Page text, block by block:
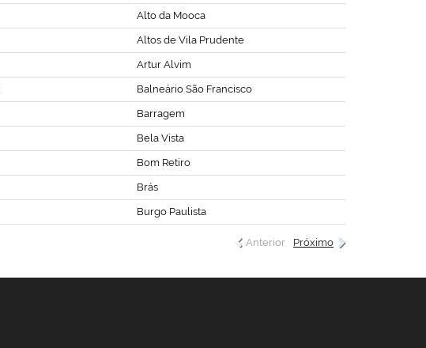
Alto da Mooca
Altos de Vila Prudente
Artur Alvim
Balneário São Francisco
Barragem
Bela Vista
Bom Retiro
Brás
Burgo Paulista
Anterior Próximo